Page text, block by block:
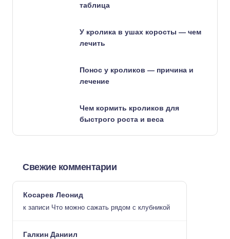
таблица
У кролика в ушах коросты — чем
лечить
Понос у кроликов — причина и
лечение
Чем кормить кроликов для
быстрого роста и веса
Свежие комментарии
Косарев Леонид
к записи Что можно сажать рядом с клубникой
Галкин Даниил